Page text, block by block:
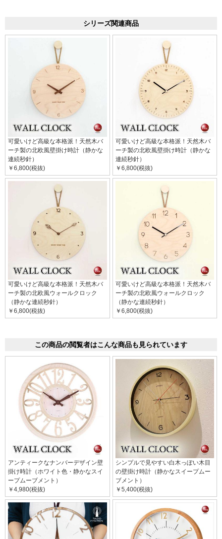
シリーズ関連商品
可愛いけど高級な本格派！天然木バ
ーチ製の北欧風壁掛け時計（静かな
連続秒針）
￥6,800(税抜)
可愛いけど高級な本格派！天然木バ
ーチ製の北欧風壁掛け時計（静かな
連続秒針）
￥6,800(税抜)
可愛いけど高級な本格派！天然木バ
ーチ製の北欧風ウォールクロック
（静かな連続秒針）
￥6,800(税抜)
可愛いけど高級な本格派！天然木バ
ーチ製の北欧風ウォールクロック
（静かな連続秒針）
￥6,800(税抜)
この商品の閲覧者はこんな商品も見られています
アンティークなナンバーデザイン壁
掛け時計（ホワイト色・静かなスイ
ープムーブメント）
￥4,980(税抜)
シンプルで見やすい白木っぽい木目
の壁掛け時計（静かなスイープムー
ブメント）
￥5,400(税抜)